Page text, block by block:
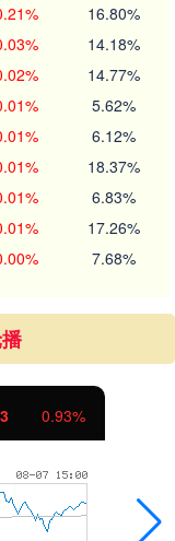
16.80%
14.18%
14.77%
5.62%
6.12%
18.37%
6.83%
17.26%
7.68%
0.93%